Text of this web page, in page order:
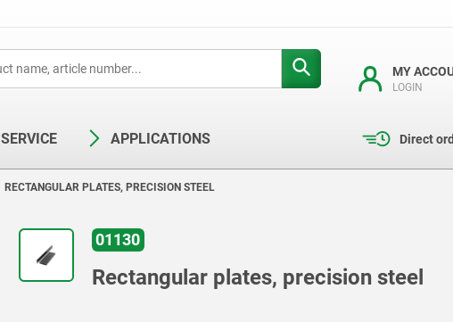
MY
LOGIN
SERVICE APPLICATIONS Direct
RECTANGULAR PLATES, PRECISION STEEL
01130
Rectangular plates, precision steel